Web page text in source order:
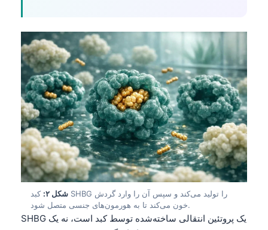
شکل ۲:
کبد SHBG را تولید می‌کند و سپس آن را وارد گردش
خون می‌کند تا به هورمون‌های جنسی متصل شود.
SHBG یک پروتئین انتقالی ساخته‌شده توسط کبد است، نه یک